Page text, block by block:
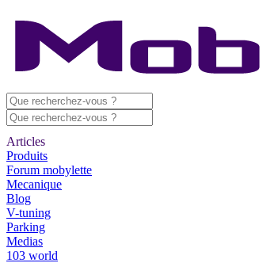
Articles
Produits
Forum mobylette
Mecanique
Blog
V-tuning
Parking
Medias
103 world